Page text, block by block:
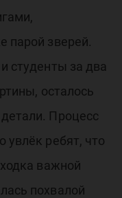
парой зверей.
студенты за два
осталось
Процесс
увлёк ребят, что
важной
похвалой